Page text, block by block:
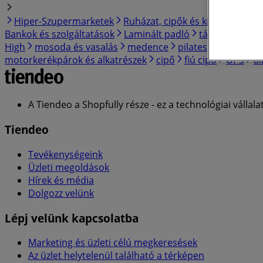
Hiper-Szupermarketek
Ruházat, cipők és kiegészítők
Bankok és szolgáltatások
Laminált padló társalgó
High
mosoda és vasalás medence pilates
motorkerékpárok és alkatrészek
cipő fiú cipő UPS
A Tiendeo a Shopfully része - ez a technológiai
Tiendeo
Tevékenységeink
Üzleti megoldások
Hírek és média
Dolgozz velünk
Lépj velünk kapcsolatba
Marketing és üzleti célú megkeresések
Az üzlet helytelenül található a térképen